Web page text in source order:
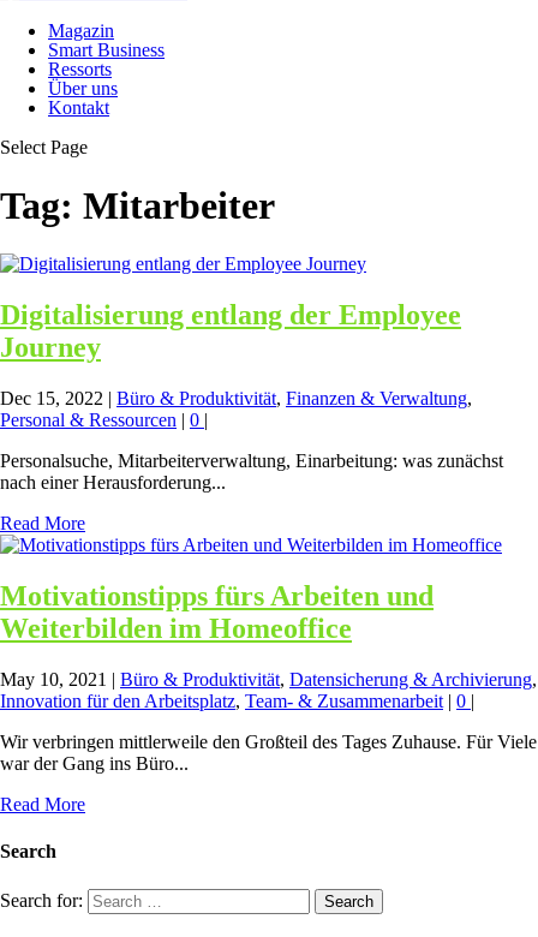
Magazin
Smart Business
Ressorts
Über uns
Kontakt
Select Page
Tag: Mitarbeiter
Digitalisierung entlang der Employee
Journey
Dec 15, 2022 | Büro & Produktivität, Finanzen & Verwaltung,
Personal & Ressourcen | 0 |
Personalsuche, Mitarbeiterverwaltung, Einarbeitung: was zunächst
nach einer Herausforderung...
Read More
Motivationstipps fürs Arbeiten und
Weiterbilden im Homeoffice
May 10, 2021 | Büro & Produktivität, Datensicherung & Archivierung,
Innovation für den Arbeitsplatz, Team- & Zusammenarbeit | 0 |
Wir verbringen mittlerweile den Großteil des Tages Zuhause. Für Viele
war der Gang ins Büro...
Read More
Search
Search for: